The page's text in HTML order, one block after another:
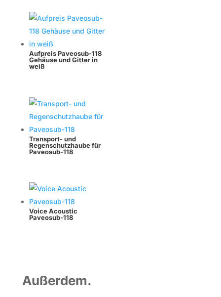
Aufpreis Paveosub-118
Gehäuse und Gitter in
weiß
Transport- und
Regenschutzhaube für
Paveosub-118
Voice Acoustic
Paveosub-118
Außerdem.